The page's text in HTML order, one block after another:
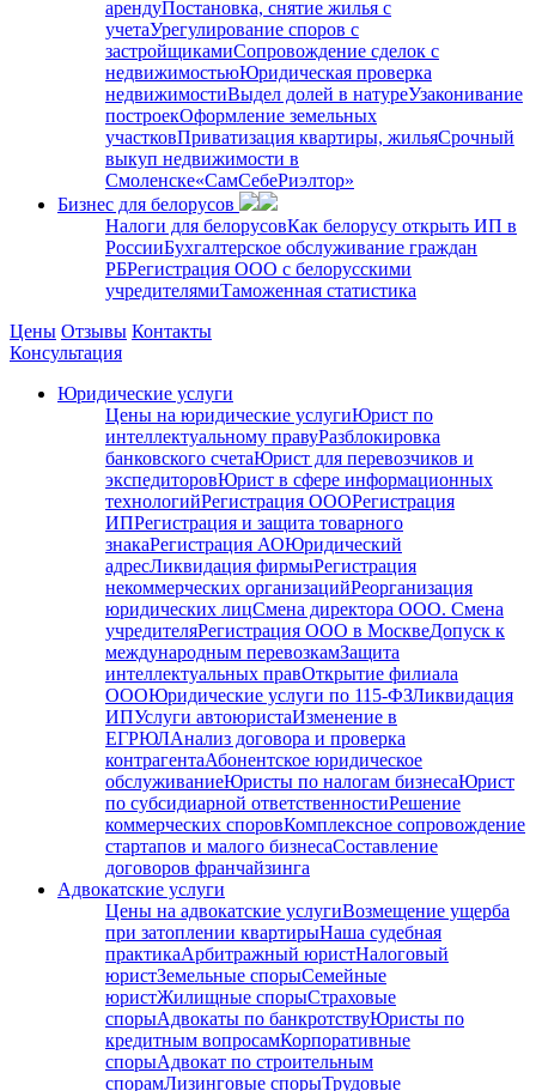
арендуПостановка, снятие жилья с
учетаУрегулирование споров с
застройщикамиСопровождение сделок с
недвижимостьюЮридическая проверка
недвижимостиВыдел долей в натуреУзаконивание
построекОформление земельных
участковПриватизация квартиры, жильяСрочный
выкуп недвижимости в
Cмоленске«СамСебеРиэлтор»
Бизнес для белорусов
Налоги для белорусовКак белорусу открыть ИП в
РоссииБухгалтерское обслуживание граждан
РБРегистрация ООО с белорусскими
учредителямиТаможенная статистика
Цены Отзывы Контакты
Консультация
Юридические услуги
Цены на юридические услугиЮрист по
интеллектуальному правуРазблокировка
банковского счетаЮрист для перевозчиков и
экспедиторовЮрист в сфере информационных
технологийРегистрация ОООРегистрация
ИПРегистрация и защита товарного
знакаРегистрация АОЮридический
адресЛиквидация фирмыРегистрация
некоммерческих организацийРеорганизация
юридических лицСмена директора ООО. Смена
учредителяРегистрация ООО в МосквеДопуск к
международным перевозкамЗащита
интеллектуальных правОткрытие филиала
ОООЮридические услуги по 115-ФЗЛиквидация
ИПУслуги автоюристаИзменение в
ЕГРЮЛАнализ договора и проверка
контрагентаАбонентское юридическое
обслуживаниеЮристы по налогам бизнесаЮрист
по субсидиарной ответственностиРешение
коммерческих споровКомплексное сопровождение
стартапов и малого бизнесаСоставление
договоров франчайзинга
Адвокатские услуги
Цены на адвокатские услугиВозмещение ущерба
при затоплении квартирыНаша судебная
практикаАрбитражный юристНалоговый
юристЗемельные спорыСемейные
юристЖилищные спорыСтраховые
спорыАдвокаты по банкротствуЮристы по
кредитным вопросамКорпоративные
спорыАдвокат по строительным
спорамЛизинговые спорыТрудовые